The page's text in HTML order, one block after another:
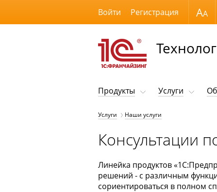
Размер шрифта
Войти Регистрация
Продукты Услуги
Услуги Наши услуги
Консультации
Линейка продуктов
решений - с различным
сориентироваться в полном